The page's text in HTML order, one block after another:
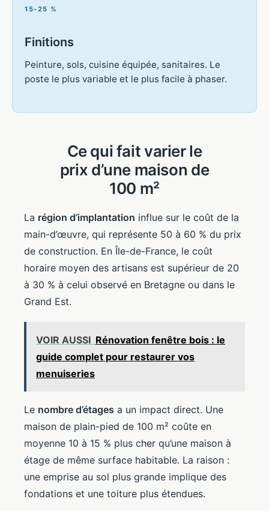
15-25 %
Finitions
Peinture, sols, cuisine équipée, sanitaires. Le
poste le plus variable et le plus facile à phaser.
Ce qui fait varier le
prix d’une maison de
100 m²
La région d’implantation influe sur le coût de la
main-d’œuvre, qui représente 50 à 60 % du prix
de construction. En Île-de-France, le coût
horaire moyen des artisans est supérieur de 20
à 30 % à celui observé en Bretagne ou dans le
Grand Est.
VOIR AUSSI Rénovation fenêtre bois : le
guide complet pour restaurer vos
menuiseries
Le nombre d’étages a un impact direct. Une
maison de plain-pied de 100 m² coûte en
moyenne 10 à 15 % plus cher qu’une maison à
étage de même surface habitable. La raison :
une emprise au sol plus grande implique des
fondations et une toiture plus étendues.